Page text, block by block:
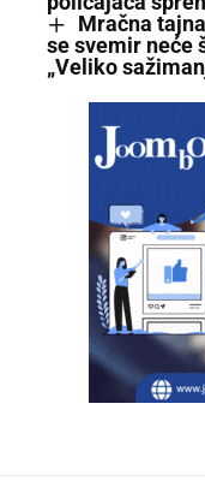
Mračna
se svemir neće
„Veliko